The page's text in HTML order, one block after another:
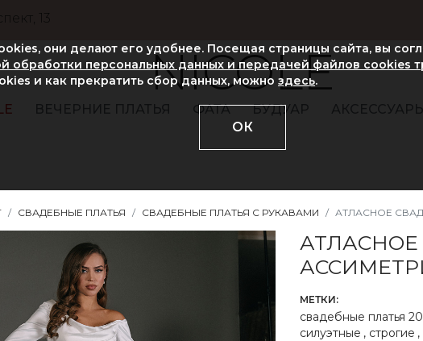
13
NICOLE
ВЕЧЕРНИЕ ПЛАТЬЯ ФАТА БУДУАР
СВАДЕБНЫЕ ПЛАТЬЯ СВАДЕБНЫЕ ПЛАТЬЯ С РУКАВАМИ АТЛАСНОЕ
МЕТКИ:
свадебные платья
силуэтные , строгие ,
они делают его удобнее. Посещая страницы сайта, вы
обработки персональных данных и передачей файлов cookies
и как прекратить сбор данных, можно здесь.
ОК